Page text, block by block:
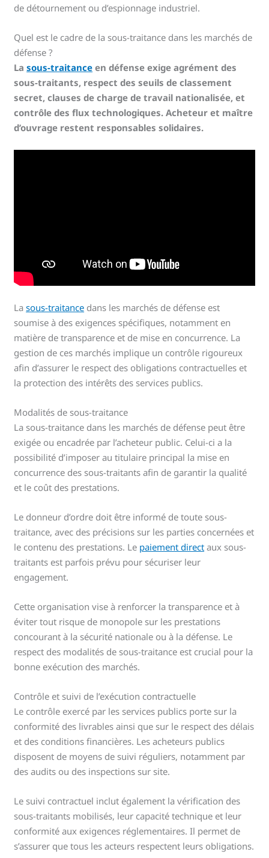
de détournement ou d’espionnage industriel.
Quel est le cadre de la sous-traitance dans les marchés de
défense ?
Lasous-traitance en défense exige agrément des
sous-traitants, respect des seuils de classement
secret, clauses de charge de travail nationalisée, et
contrôle des flux technologiques. Acheteur et maître
d’ouvrage restent responsables solidaires.
Lasous-traitance dans les marchés de défense est
soumise à des exigences spécifiques, notamment en
matière de transparence et de mise en concurrence. La
gestion de ces marchés implique un contrôle rigoureux
afin d’assurer le respect des obligations contractuelles et
la protection des intérêts des services publics.
Modalités de sous-traitance
La sous-traitance dans les marchés de défense peut être
exigée ou encadrée par l’acheteur public. Celui-ci a la
possibilité d’imposer au titulaire principal la mise en
concurrence des sous-traitants afin de garantir la qualité
et le coût des prestations.
Le donneur d’ordre doit être informé de toute sous-
traitance, avec des précisions sur les parties concernées et
le contenu des prestations. Le paiement direct aux sous-
traitants est parfois prévu pour sécuriser leur
engagement.
Cette organisation vise à renforcer la transparence et à
éviter tout risque de monopole sur les prestations
concourant à la sécurité nationale ou à la défense. Le
respect des modalités de sous-traitance est crucial pour la
bonne exécution des marchés.
Contrôle et suivi de l’exécution contractuelle
Le contrôle exercé par les services publics porte sur la
conformité des livrables ainsi que sur le respect des délais
et des conditions financières. Les acheteurs publics
disposent de moyens de suivi réguliers, notamment par
des audits ou des inspections sur site.
Le suivi contractuel inclut également la vérification des
sous-traitants mobilisés, leur capacité technique et leur
conformité aux exigences réglementaires. Il permet de
s’assurer que tous les acteurs respectent leurs obligations.